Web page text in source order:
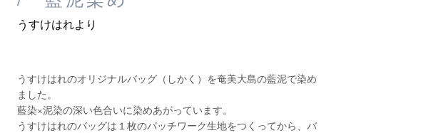
うすけはれより
うすけはれのオリジナルバッグ（しかく）を奄美大島の藍泥で染め
ました。
藍染×泥染の深い色合いに染めあがっています。
うすけはれのバッグは１枚のパッチワーク生地をつくってから、バ